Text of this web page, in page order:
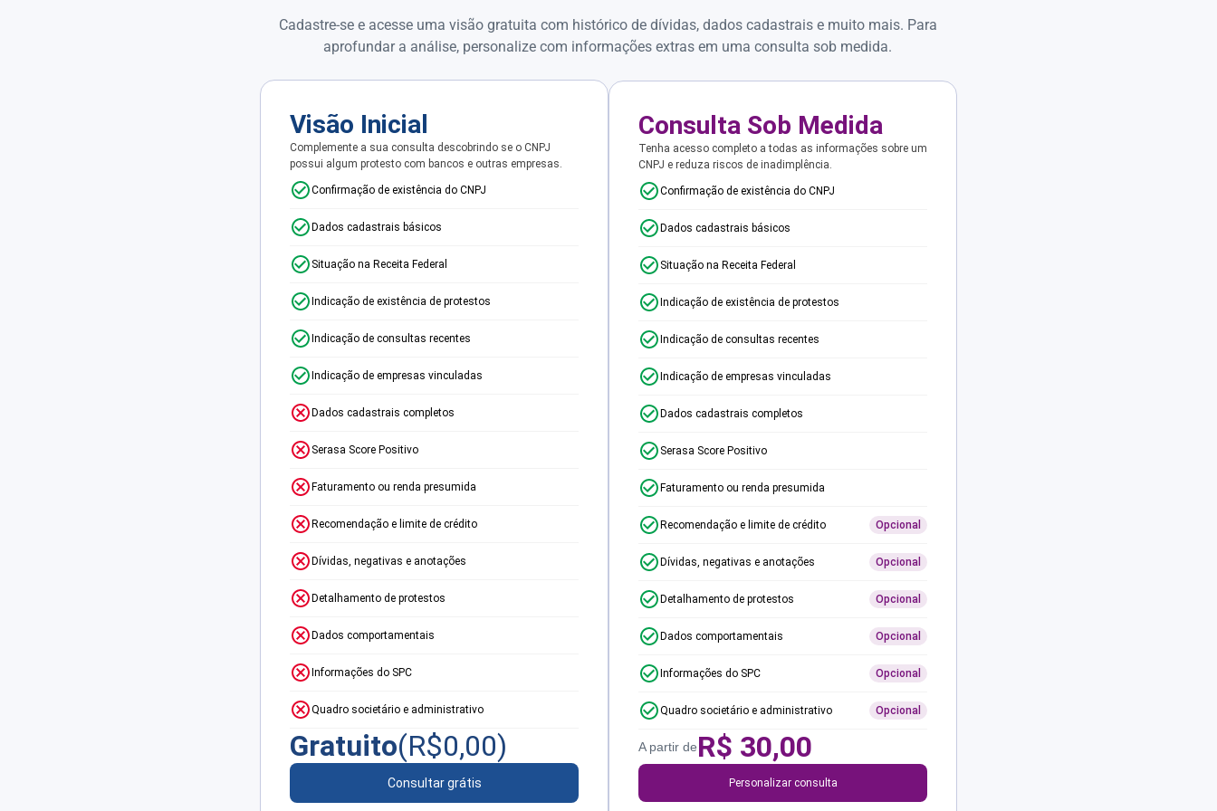
Cadastre-se e acesse uma visão gratuita com histórico de dívidas, dados cadastrais e muito mais. Para
aprofundar a análise, personalize com informações extras em uma consulta sob medida.
Visão Inicial
Complemente a sua consulta descobrindo se o CNPJ
possui algum protesto com bancos e outras empresas.
Confirmação de existência do CNPJ
Dados cadastrais básicos
Situação na Receita Federal
Indicação de existência de protestos
Indicação de consultas recentes
Indicação de empresas vinculadas
Dados cadastrais completos
Serasa Score Positivo
Faturamento ou renda presumida
Recomendação e limite de crédito
Dívidas, negativas e anotações
Detalhamento de protestos
Dados comportamentais
Informações do SPC
Quadro societário e administrativo
Gratuito(R$0,00)
Consultar grátis
Consulta Sob Medida
Tenha acesso completo a todas as informações sobre um
CNPJ e reduza riscos de inadimplência.
Confirmação de existência do CNPJ
Dados cadastrais básicos
Situação na Receita Federal
Indicação de existência de protestos
Indicação de consultas recentes
Indicação de empresas vinculadas
Dados cadastrais completos
Serasa Score Positivo
Faturamento ou renda presumida
Recomendação e limite de crédito Opcional
Dívidas, negativas e anotações Opcional
Detalhamento de protestos Opcional
Dados comportamentais Opcional
Informações do SPC Opcional
Quadro societário e administrativo Opcional
A partir deR$ 30,00
Personalizar consulta